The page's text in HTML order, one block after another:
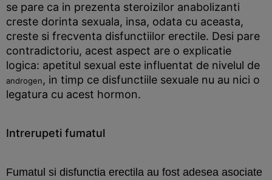
se pare ca in prezenta steroizilor anabolizanti
creste dorinta sexuala, insa, odata cu aceasta,
creste si frecventa disfunctiilor erectile. Desi pare
contradictoriu, acest aspect are o explicatie
logica: apetitul sexual este influentat de nivelul de
androgen, in timp ce disfunctiile sexuale nu au nici o
legatura cu acest hormon.
Intrerupeti fumatul
Fumatul si disfunctia erectila au fost adesea asociate